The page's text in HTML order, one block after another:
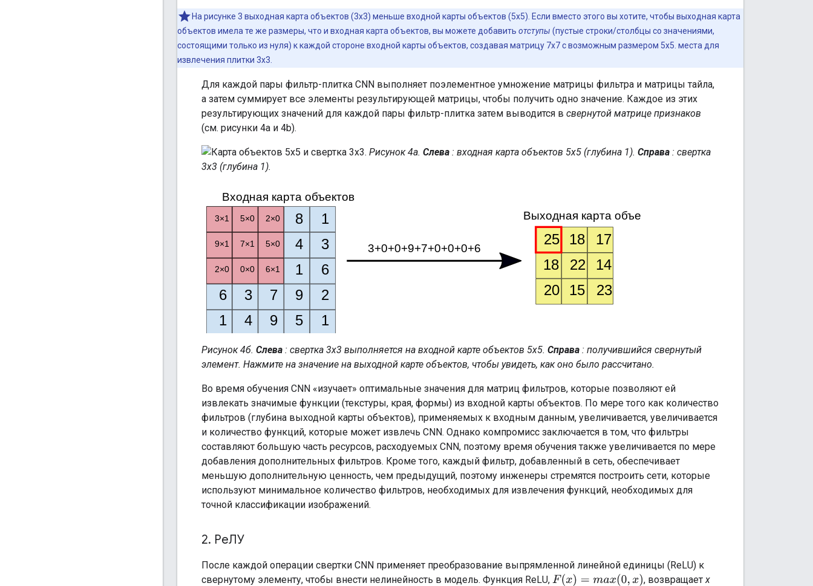
На рисунке 3 выходная карта объектов (3x3) меньше входной карты объектов (5x5). Если вместо этого вы хотите, чтобы выходная карта
объектов имела те же размеры, что и входная карта объектов, вы можете добавить отступы (пустые строки/столбцы со значениями,
состоящими только из нуля) к каждой стороне входной карты объектов, создавая матрицу 7x7 с возможным размером 5x5. места для
извлечения плитки 3х3.
Для каждой пары фильтр-плитка CNN выполняет поэлементное умножение матрицы фильтра и матрицы тайла,
а затем суммирует все элементы результирующей матрицы, чтобы получить одно значение. Каждое из этих
результирующих значений для каждой пары фильтр-плитка затем выводится в свернутой матрице признаков
(см. рисунки 4a и 4b).
Рисунок 4а. Слева : входная карта объектов 5x5 (глубина 1). Справа : свертка
3x3 (глубина 1).
Рисунок 4б. Слева : свертка 3x3 выполняется на входной карте объектов 5x5. Справа : получившийся свернутый
элемент. Нажмите на значение на выходной карте объектов, чтобы увидеть, как оно было рассчитано.
Во время обучения CNN «изучает» оптимальные значения для матриц фильтров, которые позволяют ей
извлекать значимые функции (текстуры, края, формы) из входной карты объектов. По мере того как количество
фильтров (глубина выходной карты объектов), применяемых к входным данным, увеличивается, увеличивается
и количество функций, которые может извлечь CNN. Однако компромисс заключается в том, что фильтры
составляют большую часть ресурсов, расходуемых CNN, поэтому время обучения также увеличивается по мере
добавления дополнительных фильтров. Кроме того, каждый фильтр, добавленный в сеть, обеспечивает
меньшую дополнительную ценность, чем предыдущий, поэтому инженеры стремятся построить сети, которые
используют минимальное количество фильтров, необходимых для извлечения функций, необходимых для
точной классификации изображений.
2. РеЛУ
После каждой операции свертки CNN применяет преобразование выпрямленной линейной единицы (ReLU) к
свернутому элементу, чтобы внести нелинейность в модель. Функция ReLU, F(x)=max (0,x) , возвращаетx